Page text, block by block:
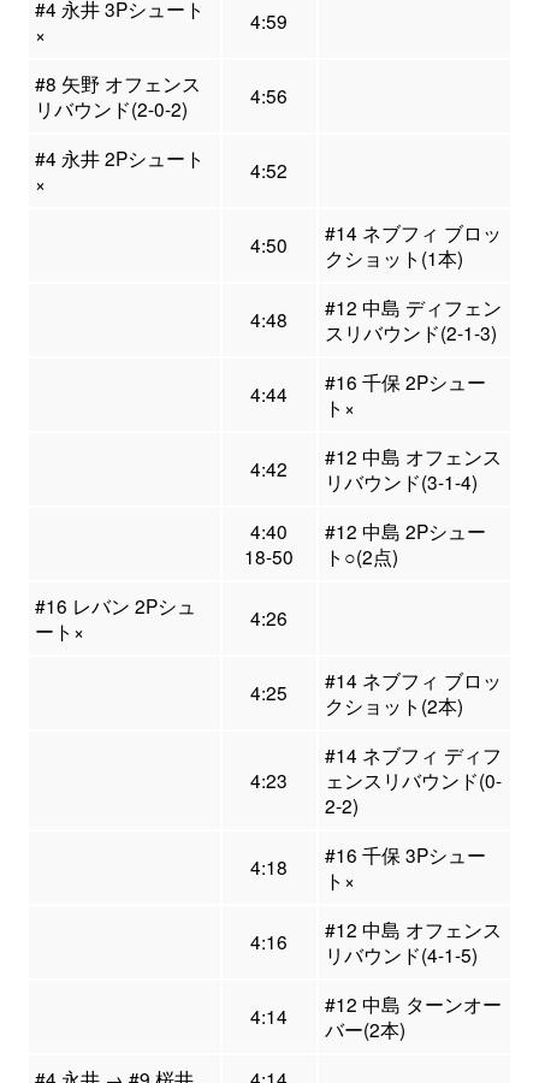
#4 永井 3Pシュート
×
4:59
#8 矢野 オフェンス
リバウンド(2-0-2)
4:56
#4 永井 2Pシュート
×
4:52
4:50
#14 ネブフィ ブロッ
クショット(1本)
4:48
#12 中島 ディフェン
スリバウンド(2-1-3)
4:44
#16 千保 2Pシュー
ト×
4:42
#12 中島 オフェンス
リバウンド(3-1-4)
4:40
18-50
#12 中島 2Pシュー
ト○(2点)
#16 レバン 2Pシュ
ート×
4:26
4:25
#14 ネブフィ ブロッ
クショット(2本)
4:23
#14 ネブフィ ディフ
ェンスリバウンド(0-
2-2)
4:18
#16 千保 3Pシュー
ト×
4:16
#12 中島 オフェンス
リバウンド(4-1-5)
4:14
#12 中島 ターンオー
バー(2本)